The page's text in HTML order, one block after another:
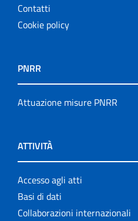
Contatti
Cookie policy
PNRR
Attuazione misure PNRR
ATTIVITÀ
Accesso agli atti
Basi di dati
Collaborazioni internazionali